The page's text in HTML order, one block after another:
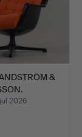
&
2026